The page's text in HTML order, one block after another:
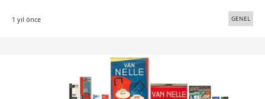
1 yıl önce GENEL